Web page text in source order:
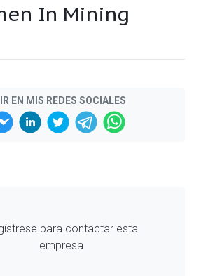
In Mining
EN MIS REDES SOCIALES
para contactar esta
empresa